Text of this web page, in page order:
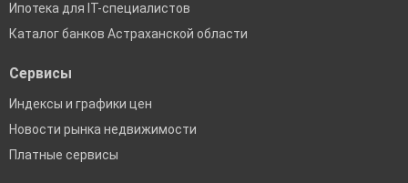
Ипотека для IT-специалистов
Каталог банков Астраханской области
Сервисы
Индексы и графики цен
Новости рынка недвижимости
Платные сервисы